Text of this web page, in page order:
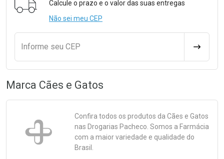
Calcule o prazo e o valor das suas entregas
Não sei meu CEP
Informe seu CEP
Marca Cães e Gatos
Confira todos os produtos da Cães e Gatos
nas Drogarias Pacheco. Somos a Farmácia
com a maior variedade e qualidade do
Brasil.